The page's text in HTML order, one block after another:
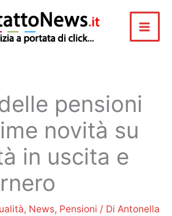
pensioni
novità su
in uscita e
, News, Pensioni / Di Antonella